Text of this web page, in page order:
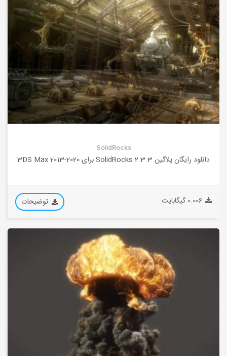
SolidRocks
دانلود رایگان پلاگین 2.3.3 SolidRocks برای 3DS Max 2013-2020
0.006 گیگابایت توضیحات